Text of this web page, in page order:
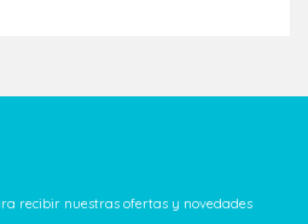
recibir nuestras ofertas y novedades